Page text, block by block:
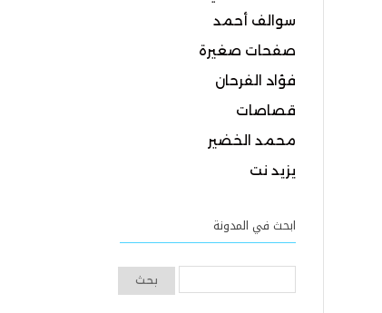
سوالف أحمد
صفحات صغيرة
فؤاد الفرحان
قصاصات
محمد الخضير
يزيد نت
ابحث في المدونة